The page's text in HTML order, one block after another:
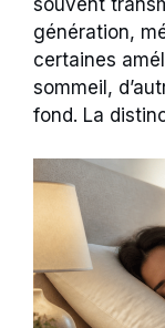
souvent
génération,
certaines
sommeil,
fond. La